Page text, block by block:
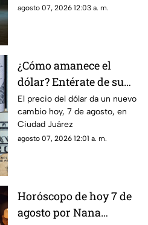
hoy, 7 de agosto
agosto 07, 2026 12:03 a. m.
¿Cómo amanece el
dólar? Entérate de su
precio hoy, 7 de agosto,
en Ciudad Juárez
El precio del dólar da un nuevo
cambio hoy, 7 de agosto, en
Ciudad Juárez
agosto 07, 2026 12:01 a. m.
Horóscopo de hoy 7 de
agosto por Nana